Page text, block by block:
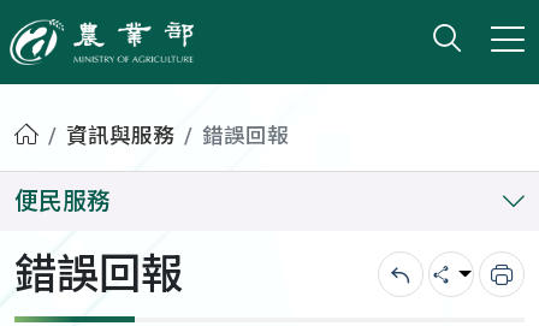
農業部
打開
小版
首頁資訊與服務 錯誤回報
便民服務
錯誤回報 回上一頁
分享 列